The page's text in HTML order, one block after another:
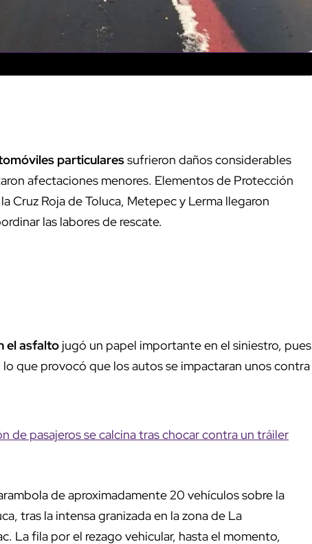
particularessufrieron daños considerables
afectaciones menores. Elementos de Protección
Cruz Roja de Toluca, Metepec y Lerma llegaron
las labores de rescate.
el asfalto jugó un papel importante en el siniestro, pues
que provocó que los autos se impactaran unos contra
de pasajeros se calcina tras chocar contra un tráiler
de aproximadamente 20 vehículos sobre la
tras la intensa granizada en la zona de La
La fila por el rezago vehicular, hasta el momento,